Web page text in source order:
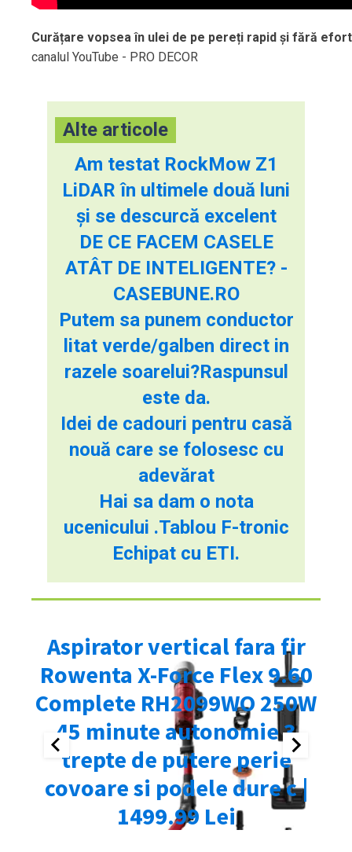
Curățare vopsea în ulei de pe pereți rapid și fără
canalul YouTube - PRO DECOR
Alte articole
Am testat RockMow Z1
LiDAR în ultimele două luni
și se descurcă excelent
DE CE FACEM CASELE
ATÂT DE INTELIGENTE? -
CASEBUNE.RO
Putem sa punem conductor
litat verde/galben direct in
razele soarelui?Raspunsul
este da.
Idei de cadouri pentru casă
nouă care se folosesc cu
adevărat
Hai sa dam o nota
ucenicului .Tablou F-tronic
Echipat cu ETI.